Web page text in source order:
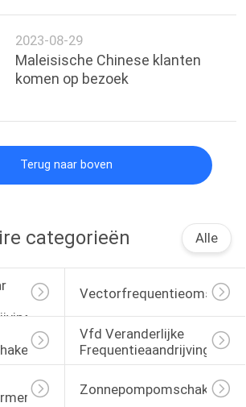
2023-08-29
Maleisische Chinese klanten
komen op bezoek
Terug naar boven
categorieën Alle
Vfd Veranderlijke
Frequentieaandrijving
Zonnepompomschakelaar